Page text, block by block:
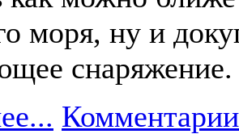
моря, ну и
снаряжение.